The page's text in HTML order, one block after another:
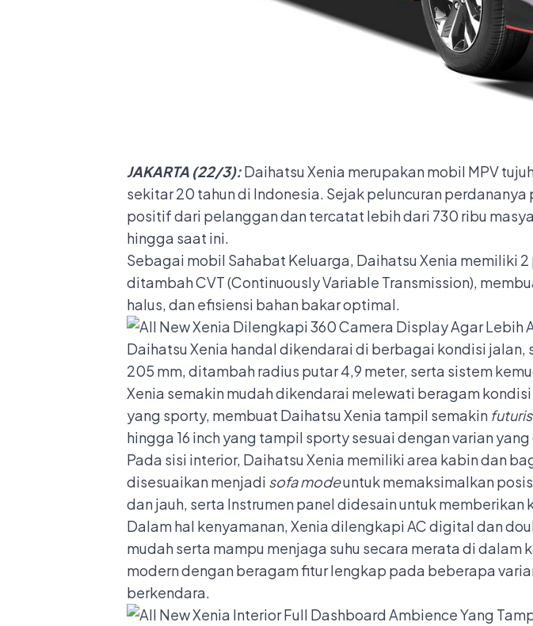
JAKARTA (22/3):Daihatsu Xenia merupakan mobil MPV
sekitar 20 tahun di Indonesia. Sejak peluncuran
positif dari pelanggan dan tercatat lebih dari 730 ribu
hingga saat ini.
Sebagai mobil Sahabat Keluarga, Daihatsu Xenia memiliki 2
ditambah CVT (Continuously Variable Transmission),
halus, dan efisiensi bahan bakar optimal.
Daihatsu Xenia handal dikendarai di berbagai kondisi
205 mm, ditambah radius putar 4,9 meter, serta sistem
Xenia semakin mudah dikendarai melewati beragam
yang sporty, membuat Daihatsu Xenia tampil semakin
hingga 16 inch yang tampil sporty sesuai dengan varian yang
Pada sisi interior, Daihatsu Xenia memiliki area kabin dan
disesuaikan menjadi sofa modeuntuk memaksimalkan
dan jauh, serta Instrumen panel didesain untuk
Dalam hal kenyamanan, Xenia dilengkapi AC digital dan
mudah serta mampu menjaga suhu secara merata di dalam
modern dengan beragam fitur lengkap pada beberapa
berkendara.